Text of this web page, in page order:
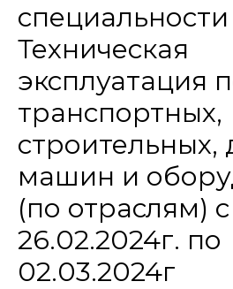
Техническая
эксплуатация
транспортных,
машин и
(по отраслям) с
26.02.2024г. по
02.03.2024г